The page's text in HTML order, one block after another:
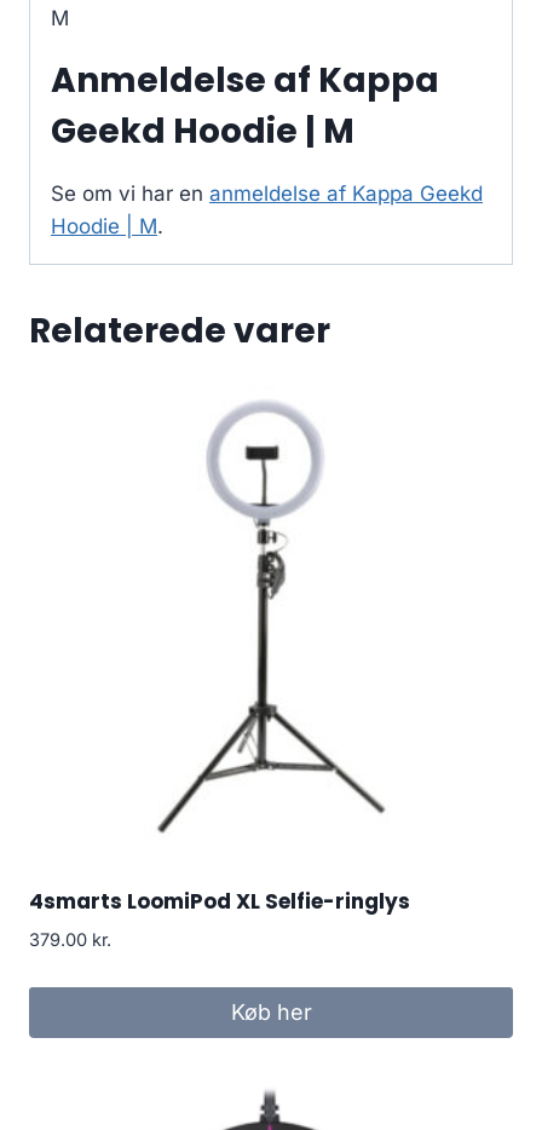
M
Anmeldelse af Kappa
Geekd Hoodie | M
Se om vi har en anmeldelse af Kappa Geekd
Hoodie | M.
Relaterede varer
4smarts LoomiPod XL Selfie-ringlys
379.00 kr.
Køb her